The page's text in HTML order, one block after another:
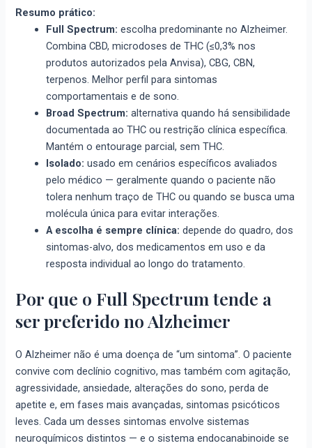
Resumo prático:
Full Spectrum: escolha predominante no Alzheimer.
Combina CBD, microdoses de THC (≤0,3% nos
produtos autorizados pela Anvisa), CBG, CBN,
terpenos. Melhor perfil para sintomas
comportamentais e de sono.
Broad Spectrum: alternativa quando há sensibilidade
documentada ao THC ou restrição clínica específica.
Mantém o entourage parcial, sem THC.
Isolado: usado em cenários específicos avaliados
pelo médico — geralmente quando o paciente não
tolera nenhum traço de THC ou quando se busca uma
molécula única para evitar interações.
A escolha é sempre clínica: depende do quadro, dos
sintomas-alvo, dos medicamentos em uso e da
resposta individual ao longo do tratamento.
Por que o Full Spectrum tende a
ser preferido no Alzheimer
O Alzheimer não é uma doença de “um sintoma”. O paciente
convive com declínio cognitivo, mas também com agitação,
agressividade, ansiedade, alterações do sono, perda de
apetite e, em fases mais avançadas, sintomas psicóticos
leves. Cada um desses sintomas envolve sistemas
neuroquímicos distintos — e o sistema endocanabinoide se